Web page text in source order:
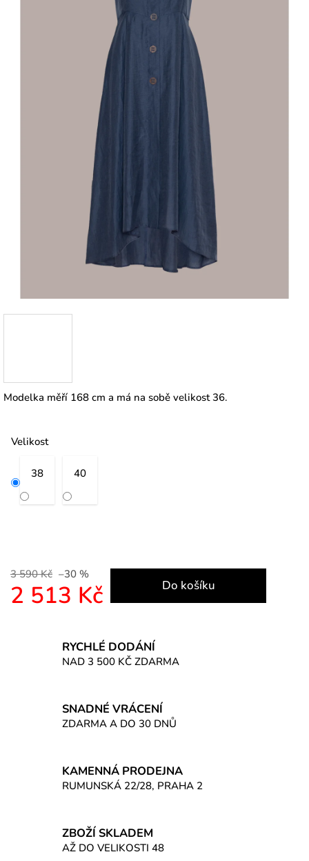
Modelka měří 168 cm a má na sobě velikost 36.
Velikost
38 40
3 590 Kč –30 %
2 513 Kč Do košíku
RYCHLÉ DODÁNÍ
NAD 3 500 KČ ZDARMA
SNADNÉ VRÁCENÍ
ZDARMA A DO 30 DNŮ
KAMENNÁ PRODEJNA
RUMUNSKÁ 22/28, PRAHA 2
ZBOŽÍ SKLADEM
AŽ DO VELIKOSTI 48